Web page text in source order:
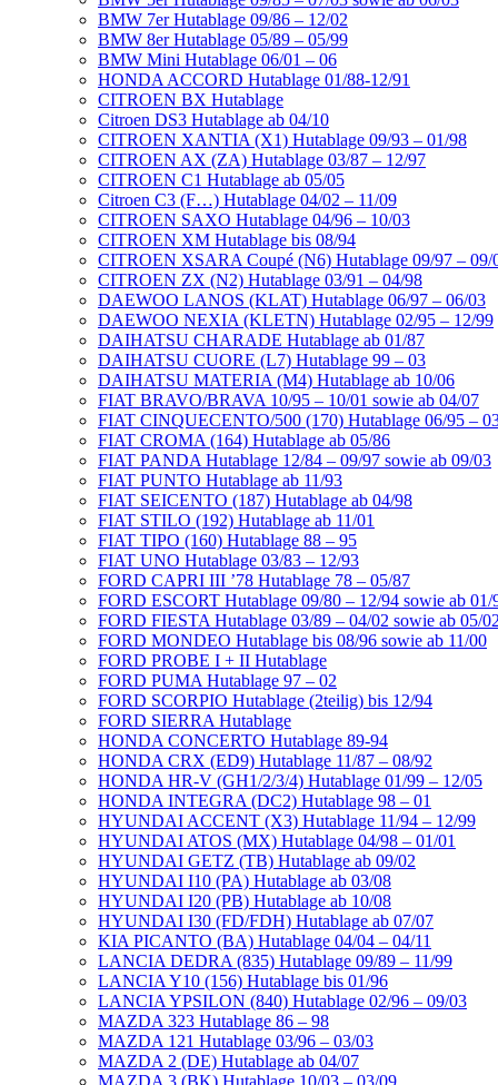
BMW 7er Hutablage 09/86 – 12/02
BMW 8er Hutablage 05/89 – 05/99
BMW Mini Hutablage 06/01 – 06
HONDA ACCORD Hutablage 01/88-12/91
CITROEN BX Hutablage
Citroen DS3 Hutablage ab 04/10
CITROEN XANTIA (X1) Hutablage 09/93 – 01/98
CITROEN AX (ZA) Hutablage 03/87 – 12/97
CITROEN C1 Hutablage ab 05/05
Citroen C3 (F…) Hutablage 04/02 – 11/09
CITROEN SAXO Hutablage 04/96 – 10/03
CITROEN XM Hutablage bis 08/94
CITROEN XSARA Coupé (N6) Hutablage 09/97 – 09/
CITROEN ZX (N2) Hutablage 03/91 – 04/98
DAEWOO LANOS (KLAT) Hutablage 06/97 – 06/03
DAEWOO NEXIA (KLETN) Hutablage 02/95 – 12/99
DAIHATSU CHARADE Hutablage ab 01/87
DAIHATSU CUORE (L7) Hutablage 99 – 03
DAIHATSU MATERIA (M4) Hutablage ab 10/06
FIAT BRAVO/BRAVA 10/95 – 10/01 sowie ab 04/07
FIAT CINQUECENTO/500 (170) Hutablage 06/95 –
FIAT CROMA (164) Hutablage ab 05/86
FIAT PANDA Hutablage 12/84 – 09/97 sowie ab 09/03
FIAT PUNTO Hutablage ab 11/93
FIAT SEICENTO (187) Hutablage ab 04/98
FIAT STILO (192) Hutablage ab 11/01
FIAT TIPO (160) Hutablage 88 – 95
FIAT UNO Hutablage 03/83 – 12/93
FORD CAPRI III ’78 Hutablage 78 – 05/87
FORD ESCORT Hutablage 09/80 – 12/94 sowie ab 01/
FORD FIESTA Hutablage 03/89 – 04/02 sowie ab 05/
FORD MONDEO Hutablage bis 08/96 sowie ab 11/00
FORD PROBE I + II Hutablage
FORD PUMA Hutablage 97 – 02
FORD SCORPIO Hutablage (2teilig) bis 12/94
FORD SIERRA Hutablage
HONDA CONCERTO Hutablage 89-94
HONDA CRX (ED9) Hutablage 11/87 – 08/92
HONDA HR-V (GH1/2/3/4) Hutablage 01/99 – 12/05
HONDA INTEGRA (DC2) Hutablage 98 – 01
HYUNDAI ACCENT (X3) Hutablage 11/94 – 12/99
HYUNDAI ATOS (MX) Hutablage 04/98 – 01/01
HYUNDAI GETZ (TB) Hutablage ab 09/02
HYUNDAI I10 (PA) Hutablage ab 03/08
HYUNDAI I20 (PB) Hutablage ab 10/08
HYUNDAI I30 (FD/FDH) Hutablage ab 07/07
KIA PICANTO (BA) Hutablage 04/04 – 04/11
LANCIA DEDRA (835) Hutablage 09/89 – 11/99
LANCIA Y10 (156) Hutablage bis 01/96
LANCIA YPSILON (840) Hutablage 02/96 – 09/03
MAZDA 323 Hutablage 86 – 98
MAZDA 121 Hutablage 03/96 – 03/03
MAZDA 2 (DE) Hutablage ab 04/07
MAZDA 3 (BK) Hutablage 10/03 – 03/09